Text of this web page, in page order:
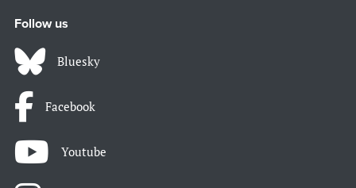
Follow us
Bluesky
Facebook
Youtube